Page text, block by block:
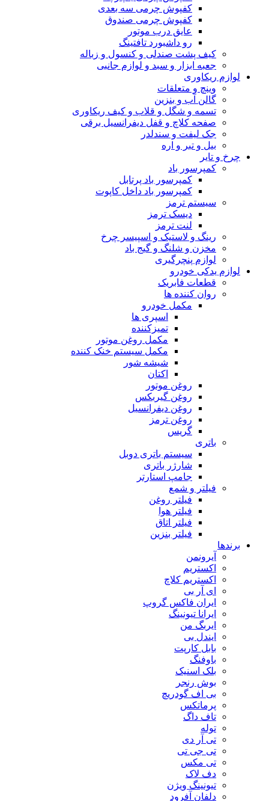
کفپوش چرمی سه بعدی
کفپوش چرمی صندوق
عایق درب موتور
رو داشبورد تافتینگ
کیف پشت صندلی و کنسول و زباله
جعبه ابزار و سبد و لوازم جانبی
لوازم ریکاوری
وینچ و متعلقات
گالن آب و بنزین
تسمه و شگل و قلاب و کیف ریکاوری
صفحه کلاچ و قفل دیفرانسیل برقی
جک لیفت و سندلدر
بیل و تبر و اره
چرخ و تایر
کمپرسور باد
کمپرسور باد پرتابل
کمپرسور باد داخل کاپوت
سیستم ترمز
دیسک ترمز
لنت ترمز
رینگ و لاستیک و اسپیسر چرخ
مخزن و شلنگ و گیج باد
لوازم پنچرگیری
لوازم یدکی خودرو
قطعات فابریک
روان کننده ها
مکمل خودرو
اسپری ها
تمیزکننده
مکمل روغن موتور
مکمل سیستم خنک کننده
شیشه شور
اکتان
روغن موتور
روغن گیربکس
روغن دیفرانسیل
روغن ترمز
گریس
باتری
سیستم باتری دوبل
شارژر باتری
جامپ استارتر
فیلتر و شمع
فیلتر روغن
فیلتر هوا
فیلتر اتاق
فیلتر بنزین
برندها
آیرونمن
اکستریم
اکستریم کلاچ
ای آر بی
ایران فاکس گروپ
ایرانا تیونینگ
ایربگ من
ایندل بی
بابل کارپت
باوفنگ
بلک اسنیک
بوش رنجر
بی اف گودریچ
پرماتکس
تاف داگ
توله
تی آر دی
تی جی تی
تی مکس
دف لاک
تیونینگ ویژن
دلفان آفرود